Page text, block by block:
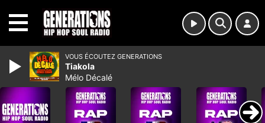
VOUS ÉCOUTEZ GENERATIONS
Tiakola
Mélo Décalé